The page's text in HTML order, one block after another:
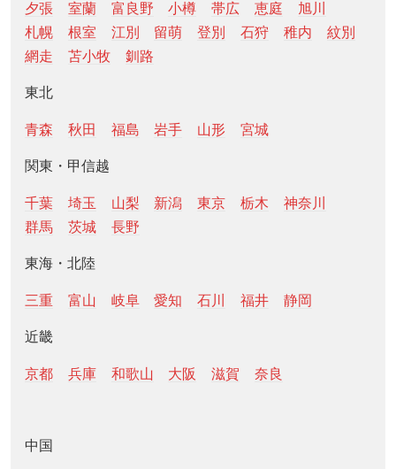
夕張
室蘭 富良野 小樽 帯広 恵庭
旭川
札幌
根室 江別 留萌 登別 石狩 稚内
紋別
網走
苫小牧 釧路
東北
青森 秋田 福島 岩手 山形 宮城
関東・甲信越
千葉 埼玉 山梨 新潟 東京 栃木
神奈川
群馬
茨城 長野
東海・北陸
三重 富山 岐阜 愛知 石川 福井 静岡
近畿
京都 兵庫 和歌山 大阪 滋賀 奈良
中国